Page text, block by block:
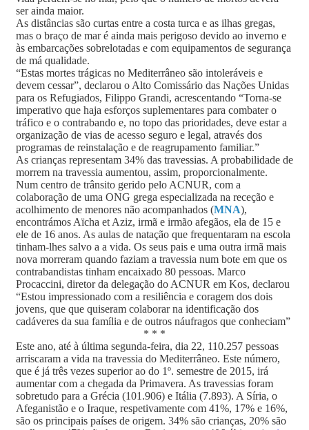
ser ainda maior.
As distâncias são curtas entre a costa turca e as ilhas gregas,
mas o braço de mar é ainda mais perigoso devido ao inverno e
às embarcações sobrelotadas e com equipamentos de segurança
de má qualidade.
“Estas mortes trágicas no Mediterrâneo são intoleráveis e
devem cessar”, declarou o Alto Comissário das Nações Unidas
para os Refugiados, Filippo Grandi, acrescentando “Torna-se
imperativo que haja esforços suplementares para combater o
tráfico e o contrabando e, no topo das prioridades, deve estar a
organização de vias de acesso seguro e legal, através dos
programas de reinstalação e de reagrupamento familiar.”
As crianças representam 34% das travessias. A probabilidade de
morrem na travessia aumentou, assim, proporcionalmente.
Num centro de trânsito gerido pelo ACNUR, com a
colaboração de uma ONG grega especializada na receção e
acolhimento de menores não acompanhados (MNA),
encontrámos Aïcha et Aziz, irmã e irmão afegãos, ela de 15 e
ele de 16 anos. As aulas de natação que frequentaram na escola
tinham-lhes salvo a a vida. Os seus pais e uma outra irmã mais
nova morreram quando faziam a travessia num bote em que os
contrabandistas tinham encaixado 80 pessoas. Marco
Procaccini, diretor da delegação do ACNUR em Kos, declarou
“Estou impressionado com a resiliência e coragem dos dois
jovens, que que quiseram colaborar na identificação dos
cadáveres da sua família e de outros náufragos que conheciam”
* * *
Este ano, até à última segunda-feira, dia 22, 110.257 pessoas
arriscaram a vida na travessia do Mediterrâneo. Este número,
que é já três vezes superior ao do 1º. semestre de 2015, irá
aumentar com a chegada da Primavera. As travessias foram
sobretudo para a Grécia (101.906) e Itália (7.893). A Síria, o
Afeganistão e o Iraque, respetivamente com 41%, 17% e 16%,
são os principais países de origem. 34% são crianças, 20% são